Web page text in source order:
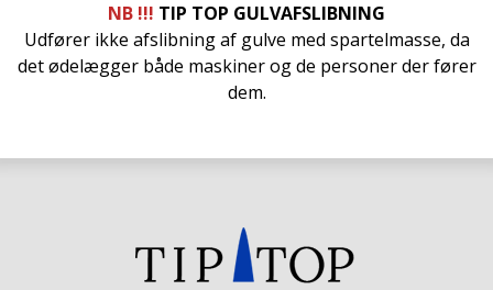
NB !!! TIP TOP GULVAFSLIBNING
Udfører ikke afslibning af gulve med spartelmasse, da
det ødelægger både maskiner og de personer der fører
dem.